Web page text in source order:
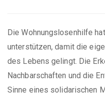
Die Wohnungslosenhilfe
unterstützen, damit die
des Lebens gelingt. Die
Nachbarschaften und die
Sinne eines solidarischen